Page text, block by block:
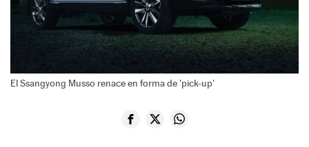
El Ssangyong Musso renace en forma de 'pick-up'